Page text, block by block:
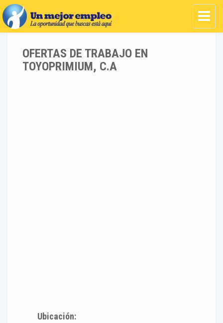
OFERTAS DE TRABAJO EN
TOYOPRIMIUM, C.A
Ubicación: